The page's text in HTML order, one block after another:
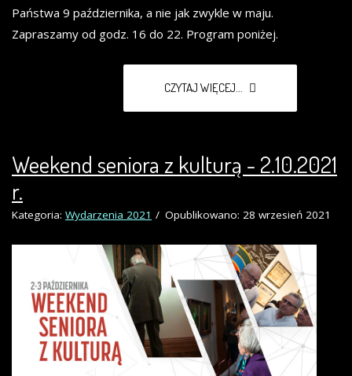
Państwa 9 października, a nie jak zwykle w maju.
Zapraszamy od godz. 16 do 22. Program poniżej.
CZYTAJ WIĘCEJ...
Weekend seniora z kulturą - 2.10.2021
r.
Kategoria: Wydarzenia 2021 Opublikowano: 28 wrzesień 2021